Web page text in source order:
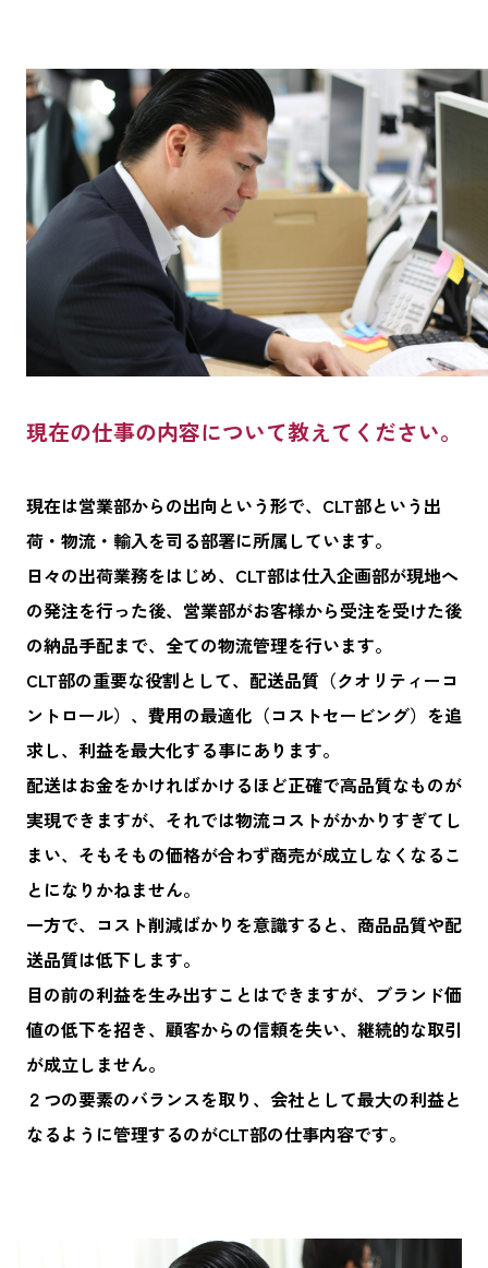
現在の仕事の内容について教えてください。
現在は営業部からの出向という形で、CLT部という出
荷・物流・輸入を司る部署に所属しています。
日々の出荷業務をはじめ、CLT部は仕入企画部が現地へ
の発注を行った後、営業部がお客様から受注を受けた後
の納品手配まで、全ての物流管理を行います。
CLT部の重要な役割として、配送品質（クオリティーコ
ントロール）、費用の最適化（コストセービング）を追
求し、利益を最大化する事にあります。
配送はお金をかければかけるほど正確で高品質なものが
実現できますが、それでは物流コストがかかりすぎてし
まい、そもそもの価格が合わず商売が成立しなくなるこ
とになりかねません。
一方で、コスト削減ばかりを意識すると、商品品質や配
送品質は低下します。
目の前の利益を生み出すことはできますが、ブランド価
値の低下を招き、顧客からの信頼を失い、継続的な取引
が成立しません。
２つの要素のバランスを取り、会社として最大の利益と
なるように管理するのがCLT部の仕事内容です。